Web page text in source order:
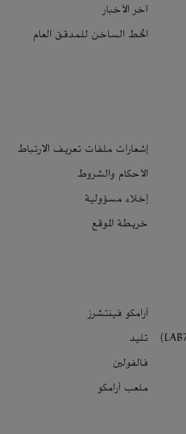
آخر الأخبار
الخط الساخن للمدقق العام
إشعارات ملفات تعريف الارتباط
الأحكام والشروط
إخلاء مسؤولية
خريطة الموقع
أرامكو فينتشرز
تليد
فالفولين
ملعب أرامكو